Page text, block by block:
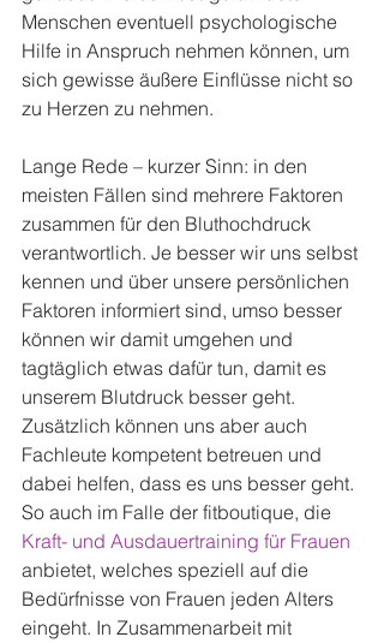
Menschen eventuell psychologische
Hilfe in Anspruch nehmen können, um
sich gewisse äußere Einflüsse nicht so
zu Herzen zu nehmen.
Lange Rede – kurzer Sinn: in den
meisten Fällen sind mehrere Faktoren
zusammen für den Bluthochdruck
verantwortlich. Je besser wir uns selbst
kennen und über unsere persönlichen
Faktoren informiert sind, umso besser
können wir damit umgehen und
tagtäglich etwas dafür tun, damit es
unserem Blutdruck besser geht.
Zusätzlich können uns aber auch
Fachleute kompetent betreuen und
dabei helfen, dass es uns besser geht.
So auch im Falle der fitboutique, die
Kraft- und Ausdauertraining für Frauen
anbietet, welches speziell auf die
Bedürfnisse von Frauen jeden Alters
eingeht. In Zusammenarbeit mit